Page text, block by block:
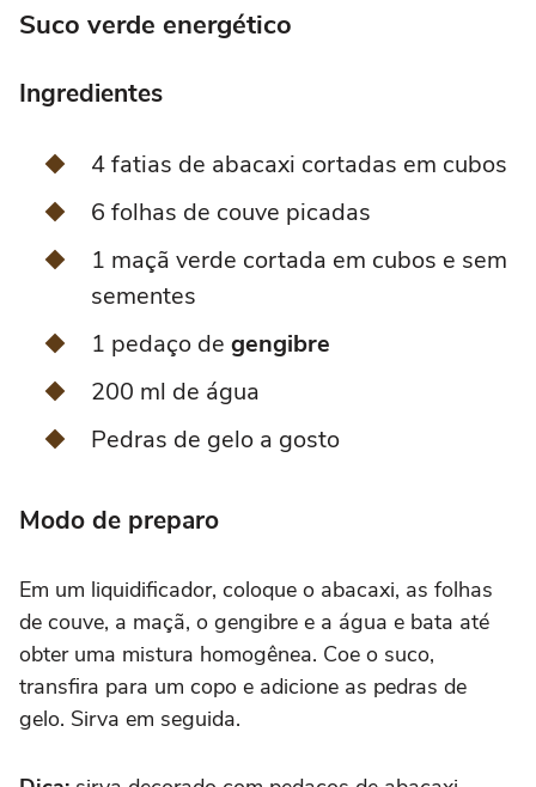
Suco verde energético
Ingredientes
4 fatias de abacaxi cortadas em cubos
6 folhas de couve picadas
1 maçã verde cortada em cubos e sem
sementes
1 pedaço de gengibre
200 ml de água
Pedras de gelo a gosto
Modo de preparo
Em um liquidificador, coloque o abacaxi, as folhas
de couve, a maçã, o gengibre e a água e bata até
obter uma mistura homogênea. Coe o suco,
transfira para um copo e adicione as pedras de
gelo. Sirva em seguida.